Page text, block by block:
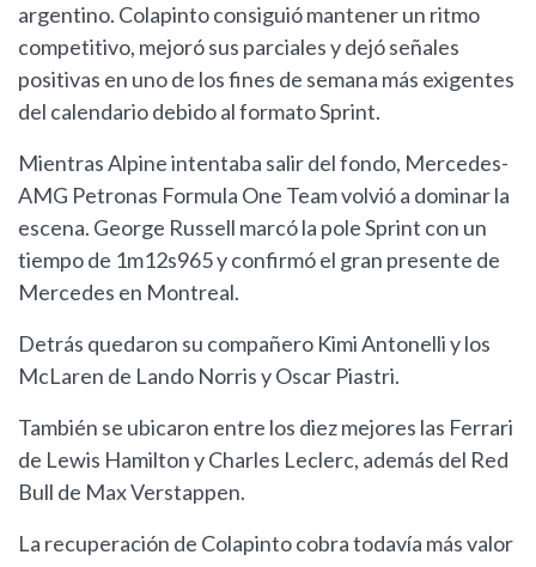
argentino. Colapinto consiguió mantener un ritmo
competitivo, mejoró sus parciales y dejó señales
positivas en uno de los fines de semana más exigentes
del calendario debido al formato Sprint.
Mientras Alpine intentaba salir del fondo, Mercedes-
AMG Petronas Formula One Team volvió a dominar la
escena. George Russell marcó la pole Sprint con un
tiempo de 1m12s965 y confirmó el gran presente de
Mercedes en Montreal.
Detrás quedaron su compañero Kimi Antonelli y los
McLaren de Lando Norris y Oscar Piastri.
También se ubicaron entre los diez mejores las Ferrari
de Lewis Hamilton y Charles Leclerc, además del Red
Bull de Max Verstappen.
La recuperación de Colapinto cobra todavía más valor